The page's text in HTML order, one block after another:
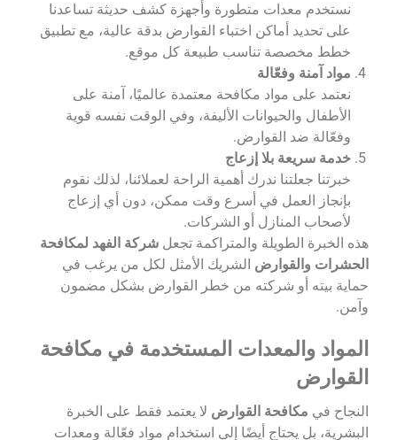
نستخدم معدات متطورة وأجهزة كشف حديثة تساعدنا
على تحديد أماكن اختباء القوارض بدقة عالية، مع تطبيق
خطط مخصصة تناسب طبيعة كل موقع.
مواد آمنة وفعّالة
نعتمد على مواد مكافحة معتمدة عالميًا، آمنة على
الأطفال والحيوانات الأليفة، وفي الوقت نفسه قوية
وفعّالة ضد القوارض.
خدمة سريعة بلا إزعاج
خبرتنا جعلتنا ندرك أهمية الراحة لعملائنا، لذلك نقوم
بإنجاز العمل في أسرع وقت ممكن، دون أي إزعاج
لأصحاب المنازل أو الشركات.
هذه الخبرة الطويلة والمتراكمة تجعلشركة الفهد لمكافحة
الحشرات والقوارض الشريك الأمثل لكل من يرغب في
حماية بيته أو شركته من خطر القوارض بشكل مضمون
وآمن.
المواد والمعدات المستخدمة في مكافحة
القوارض
النجاح في مكافحة القوارض لا يعتمد فقط على الخبرة
البشرية، بل يحتاج أيضًا إلى استخدام مواد فعّالة ومعدات